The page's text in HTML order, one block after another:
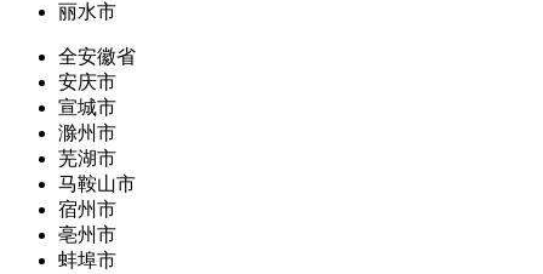
丽水市
全安徽省
安庆市
宣城市
滁州市
芜湖市
马鞍山市
宿州市
亳州市
蚌埠市